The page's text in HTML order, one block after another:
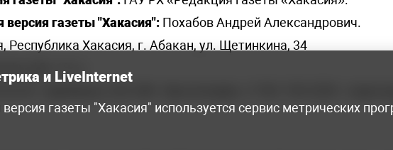
версия газеты "Хакасия": Похабов Андрей Александрович.
Республика Хакасия, г. Абакан, ул. Щетинкина, 34
19.ru
и LiveInternet
газеты "Хакасия" используется сервис метрических